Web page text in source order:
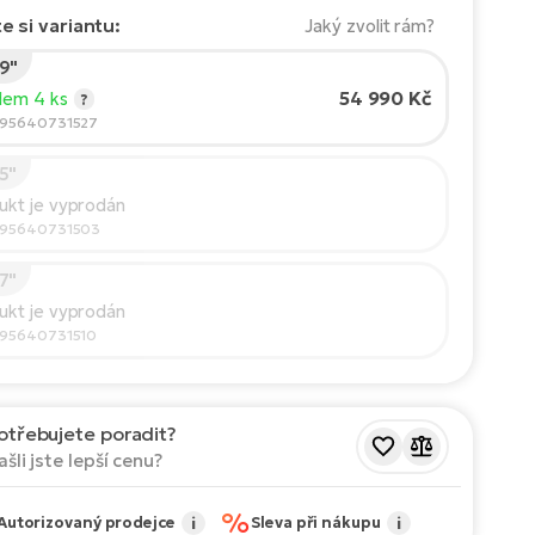
si variantu: Jaký zvolit rám?
velikost
hodnoty jsou pouze orientační.
4 ks
?
54 990 Kč
je vyprodán
je vyprodán
poradit?
jste lepší cenu?
prodejce i %Sleva při nákupu i